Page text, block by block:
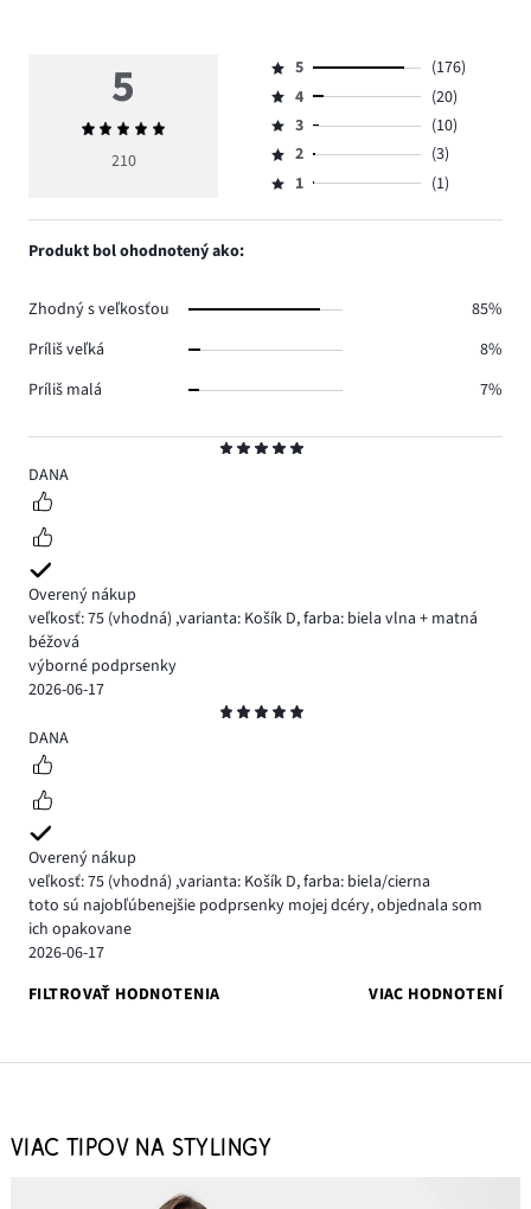
5
DANA
Overený nákup
veľkosť: 75 (vhodná) ,varianta: Košík D,farba: biela vlna + matná
béžová
výborné podprsenky
2026-06-17
5
DANA
Overený nákup
veľkosť: 75 (vhodná) ,varianta: Košík D,farba: biela/cierna
toto sú najobľúbenejšie podprsenky mojej dcéry, objednala som
ich opakovane
2026-06-17
FILTROVAŤ HODNOTENIA
VIAC HODNOTENÍ
5
Priemerné
hodnotenie
210
Hodnotenie
5,
počet
hlasov
176.
5
(176)
Hodnotenie
4,
počet
hlasov
4
(20)
Hodnotenie
3,
počet
3
(10)
Hodnotenie
2,
2
(3)
Hodnotenie
1,
1 (1)
Produkt bol ohodnotený ako:
Zhodný s veľkosťou
85%
Príliš veľká
8%
Príliš malá
7%
VIAC TIPOV NA STYLINGY